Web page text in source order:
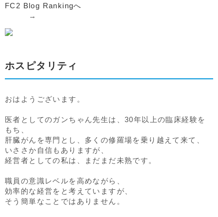
FC2 Blog Rankingへ
→
ホスピタリティ
おはようございます。
医者としてのガンちゃん先生は、30年以上の臨床経験を
もち、
肝臓がんを専門とし、多くの修羅場を乗り越えて来て、
いささか自信もありますが、
経営者としての私は、まだまだ未熟です。
職員の意識レベルを高めながら、
効率的な経営をと考えていますが、
そう簡単なことではありません。